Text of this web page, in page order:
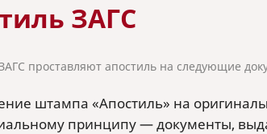
ЗАГС
проставляют апостиль на следующие
штампа «Апостиль» на
принципу — документы,